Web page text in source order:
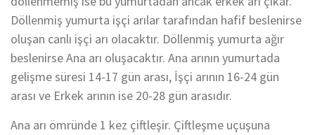
Döllenmiş yumurta işçi arılar tarafından hafif beslenirse
oluşan canlı işçi arı olacaktır. Döllenmiş yumurta ağır
beslenirse Ana arı oluşacaktır. Ana arının yumurtada
gelişme süresi 14-17 gün arası, İşçi arının 16-24 gün
arası ve Erkek arının ise 20-28 gün arasıdır.
Ana arı ömründe 1 kez çiftleşir. Çiftleşme uçuşuna